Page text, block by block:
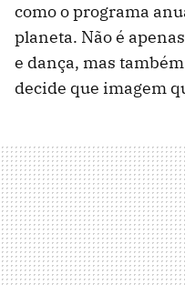
como o programa
planeta. Não é
e dança, mas
decide que imagem